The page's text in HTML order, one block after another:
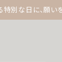
特別な日に、願い